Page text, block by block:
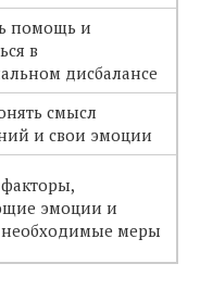
помощь и
в
дисбалансе
смысл
и свои эмоции
эмоции и
меры